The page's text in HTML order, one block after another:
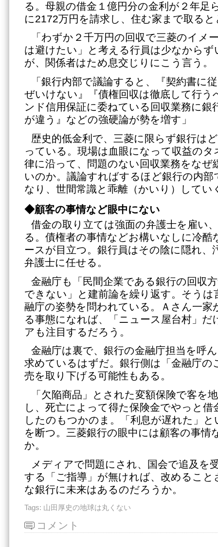
る。母親の借金１億円分の金利が２年足
に2172万円を請求し、住む家まで取る
「わずか２千万円の回収で三菱のイメ
は避けたい」と考える行員は少なから
が、関係者はため息交じりにこう言う。
「銀行内部で議論すると、『契約書に
ぜいけない』『債権回収は徹底して行う
ンド信用保証に委ねている回収業務に銀
が違う』などの強硬論が勢を増す」
歴史的低金利で、三菱に限らず銀行は
っている。現場は血眼になって収益の
律に沿って、問題のない回収業務をな
いのか。議論すればするほど銀行の内部
なり、世間常識と乖離（かいり）して
◆顧客の事情など眼中にない
借金の取り立ては強面の弁護士を雇い
る。債権者の事情などお構いなしに冷酷
ースが目立つ。銀行員はその陰に隠れ、
弁護士に任せる。
金融庁も「民間企業である銀行の回収
できない」と建前論を繰り返す。そうは
融庁の姿勢を問われている。Ａさん一家
る事態になれば、「ニュース屋台村」だ
アも注目するだろう。
金融庁は裏で、銀行の金融庁担当を呼
求めているはずだ。銀行側は「金融庁の
売を取り下げる可能性もある。
「欠陥商品」とされた変額保険で客を
し、死亡によって得た保険金でやっと
したのもつかのま。「利息が遅れた」
を断つ。三菱銀行の眼中には顧客の事情
か。
メディアで問題にされ、国会で追及を
する「ご指導」が無ければ、改めるこ
な銀行に未来はあるのだろうか。
Tags: 山田厚史の地球は丸くない
コメント